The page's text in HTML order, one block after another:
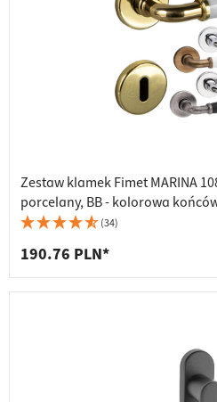
Zestaw klamek Fimet MARINA
porcelany, BB - kolorowa
biała porcelana
(34)
190.76 PLN*